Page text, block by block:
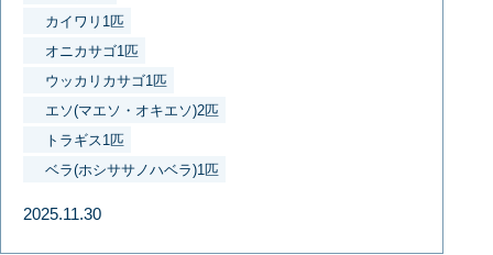
カイワリ1匹
オニカサゴ1匹
ウッカリカサゴ1匹
エソ(マエソ・オキエソ)2匹
トラギス1匹
ベラ(ホシササノハベラ)1匹
2025.11.30